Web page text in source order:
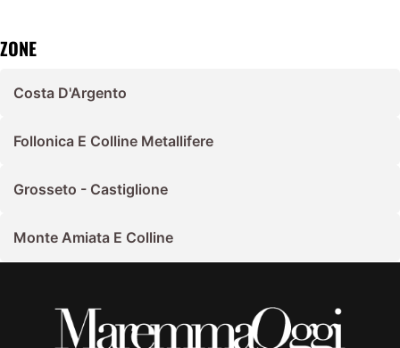
ZONE
Costa D'Argento
Follonica E Colline Metallifere
Grosseto - Castiglione
Monte Amiata E Colline